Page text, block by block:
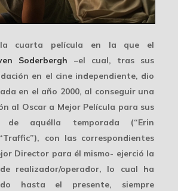
la cuarta película en la que el
Soderbergh –el cual, tras sus
en el cine independiente, dio
en el año 2000, al conseguir una
al Oscar a Mejor Película para sus
aquélla temporada (“Erin
con las correspondientes
Director para él mismo- ejerció la
realizador/operador, lo cual ha
hasta el presente, siempre